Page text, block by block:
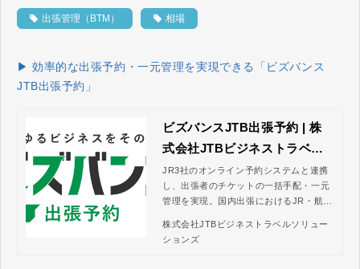
出張管理（BTM） 相場
▶ 効率的な出張予約・一元管理を実現できる「ビズバンス
JTB出張予約」
ビズバンスJTB出張予約 | 株
式会社JTBビジネストラベル
ソリューションズ
JR3社のオンライン予約システムと連携
し、出張者のチケットの一括手配・一元
管理を実現。国内出張におけるJR・航空
出張に関する航空券・ホテルの予約も一
元化し、業務効率化と経費削減に貢献し
株式会社JTBビジネストラベルソリュー
ションズ